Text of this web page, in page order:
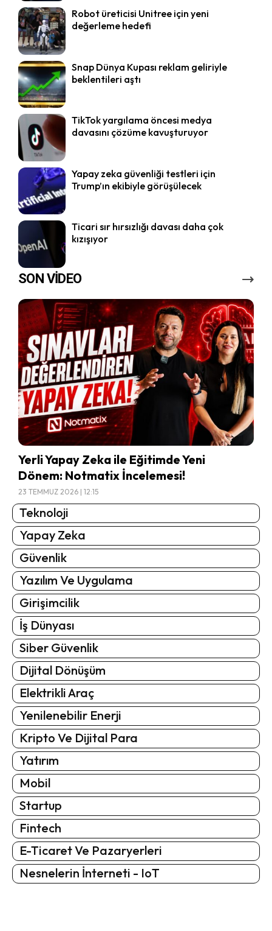
Robot üreticisi Unitree için yeni
değerleme hedefi
Snap Dünya Kupası reklam geliriyle
beklentileri aştı
TikTok yargılama öncesi medya
davasını çözüme kavuşturuyor
Yapay zeka güvenliği testleri için
Trump’ın ekibiyle görüşülecek
Ticari sır hırsızlığı davası daha çok
kızışıyor
SON VİDEO
Yerli Yapay Zeka ile Eğitimde Yeni
Dönem: Notmatix İncelemesi!
23 TEMMUZ 2026 | 12:15
Teknoloji
Yapay Zeka
Güvenlik
Yazılım Ve Uygulama
Girişimcilik
İş Dünyası
Siber Güvenlik
Dijital Dönüşüm
Elektrikli Araç
Yenilenebilir Enerji
Kripto Ve Dijital Para
Yatırım
Mobil
Startup
Fintech
E-Ticaret Ve Pazaryerleri
Nesnelerin İnterneti - IoT